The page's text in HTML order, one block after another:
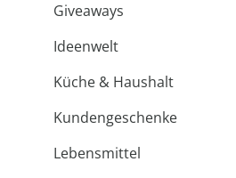
Giveaways
Ideenwelt
Küche & Haushalt
Kundengeschenke
Lebensmittel